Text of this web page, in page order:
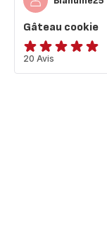
Gâteau cookie
Avis
5
20 Avis